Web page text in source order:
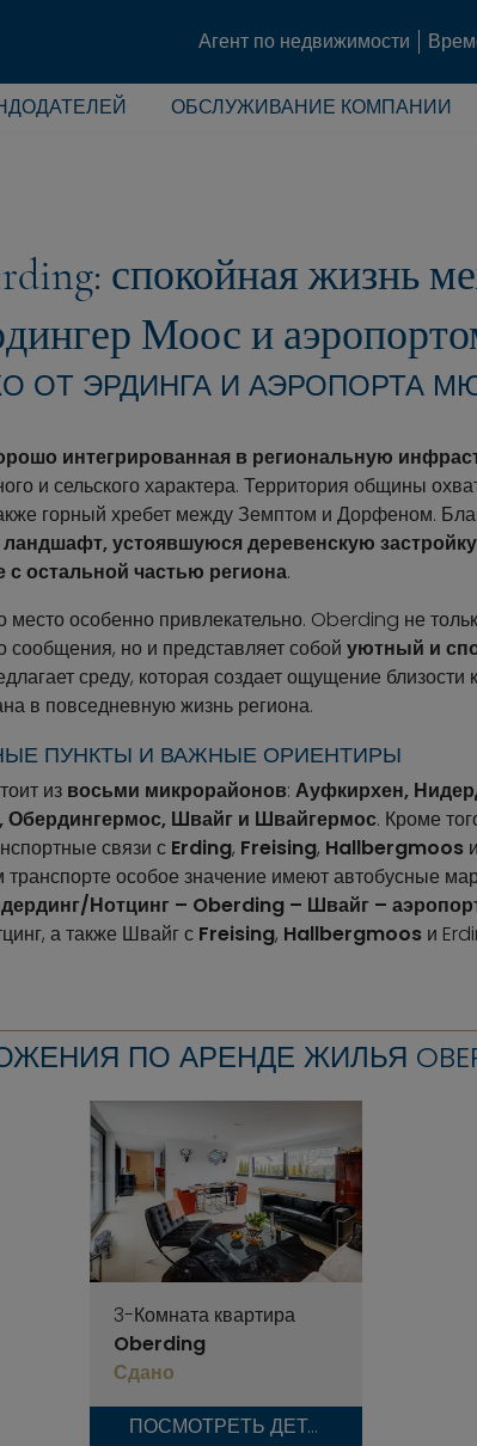
Агент по недвижимости
ОБСЛУЖИВАНИЕ КОМПАНИИ
спокойная жизнь
Моос и
ОТ ЭРДИНГА И АЭРОПОРТА
интегрированная в региональную
и сельского характера. Территория общины
горный хребет между Земптом и Дорфеном.
устоявшуюся деревенскую
остальной частью региона.
место особенно привлекательно. Oberding не
сообщения, но и представляет собой уютный и
среду, которая создает ощущение близости
в повседневную жизнь региона.
ПУНКТЫ И ВАЖНЫЕ ОРИЕНТИРЫ
из восьми микрорайонов: Ауфкирхен,
Обердингермос, Швайг и Швайгермос. Кроме
связи с Erding, Freising, Hallbergmoos и
особое значение имеют автобусные
Нотцинг – Oberding – Швайг –
а также Швайг с Freising, Hallbergmoos и
ПО АРЕНДЕ ЖИЛЬЯ
3-Комната квартира
Oberding
Сдано
ПОСМОТРЕТЬ ДЕТАЛИ